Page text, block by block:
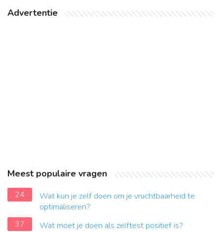
Advertentie
Meest populaire vragen
24
Wat kun je zelf doen om je vruchtbaarheid te
optimaliseren?
37
Wat moet je doen als zelftest positief is?